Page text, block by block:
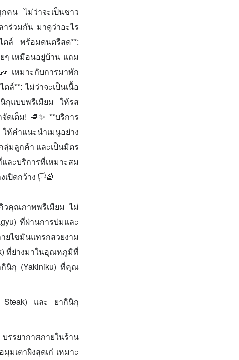
คน ไม่ว่าจะเป็นชาว
าร่วมกัน มาดูว่าอะไร
ตล์ พร้อมดนตรีสด**:
ๆ เหมือนอยู่บ้าน แถม
เหมาะกับการมาพัก
ล์**: ไม่ว่าจะเป็นเนื้อ
กุแบบพรีเมียม ให้รส
เต็ม! 🥩✨ **บริการ
ห้คำแนะนำเมนูอย่าง
ลุ่มลูกค้า และเป็นมิตร
ะบริการที่เหมาะสม
เปิดกว้าง 🏳️🌈
วคุณภาพพรีเมียม ไม่
ที่ผ่านการบ่มและ
ยไขมันแทรกสวยงาม
ที่ย่างมาในอุณหภูมิที่
กินิกุ (Yakiniku) ที่คุณ
Steak) และ ยากินิกุ
รรยากาศภายในร้าน
มเตาผิงสุดเก๋ เหมาะ